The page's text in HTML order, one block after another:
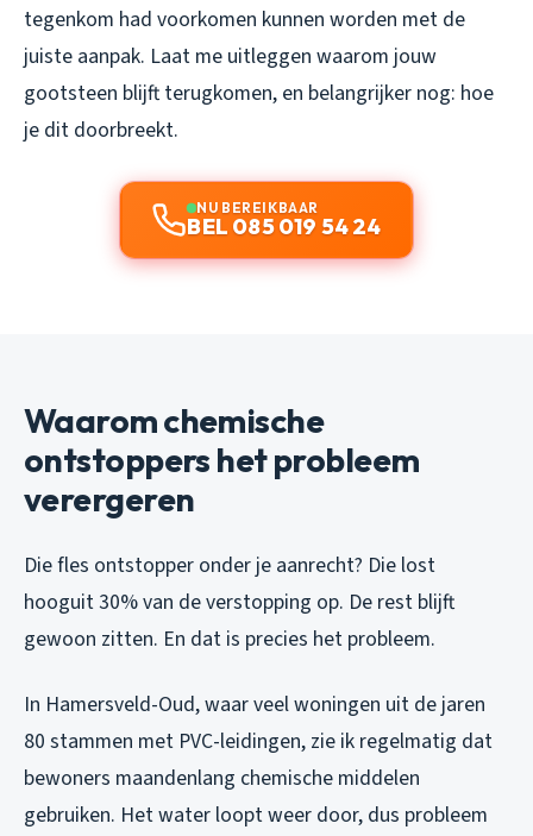
tegenkom had voorkomen kunnen worden met de
juiste aanpak. Laat me uitleggen waarom jouw
gootsteen blijft terugkomen, en belangrijker nog: hoe
je dit doorbreekt.
NU BEREIKBAAR
BEL 085 019 54 24
Waarom chemische
ontstoppers het probleem
verergeren
Die fles ontstopper onder je aanrecht? Die lost
hooguit 30% van de verstopping op. De rest blijft
gewoon zitten. En dat is precies het probleem.
In Hamersveld-Oud, waar veel woningen uit de jaren
80 stammen met PVC-leidingen, zie ik regelmatig dat
bewoners maandenlang chemische middelen
gebruiken. Het water loopt weer door, dus probleem